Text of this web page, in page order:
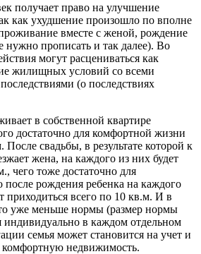
получает право на улучшение
как ухудшение произошло по вполне
вместе с женой, рождение
нужно прописать и так далее). Во
могут расцениваться как
жилищных условий со всеми
(о последствиях
в собственной квартире
достаточно для комфортной жизни
свадьбы, в результате которой к
жена, на каждого из них будет
чего тоже достаточно для
рождения ребенка на каждого
приходиться всего по 10 кв.м. И в
уже меньше нормы (размер нормы
индивидуально в каждом отдельном
семья может становится на учет и
комфортную недвижимость.